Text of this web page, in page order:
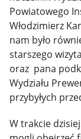
Powiatowego
Włodzimierz
nam było
starszego
oraz pana
Wydziału
przybyłych
W trakcie